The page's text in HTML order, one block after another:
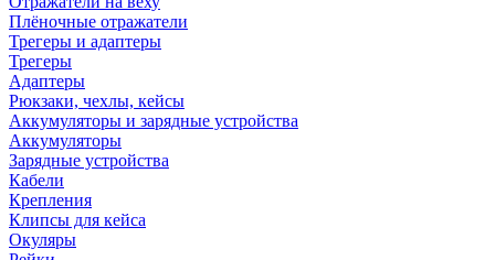
Плёночные отражатели
Трегеры и адаптеры
Трегеры
Адаптеры
Рюкзаки, чехлы, кейсы
Аккумуляторы и зарядные устройства
Аккумуляторы
Зарядные устройства
Кабели
Крепления
Клипсы для кейса
Окуляры